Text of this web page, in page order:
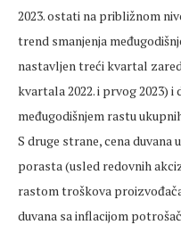
2023. ostati na približnom
trend smanjenja
nastavljen treći kvartal
kvartala 2022. i prvog 2023)
međugodišnjem rastu
S druge strane, cena
porasta (usled redovnih
rastom troškova
duvana sa inflacijom